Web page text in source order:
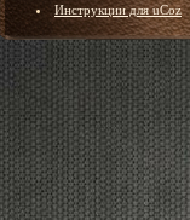
Инструкции для uCoz